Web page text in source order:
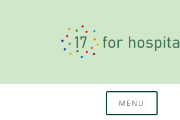
17 for hospitality
MENU